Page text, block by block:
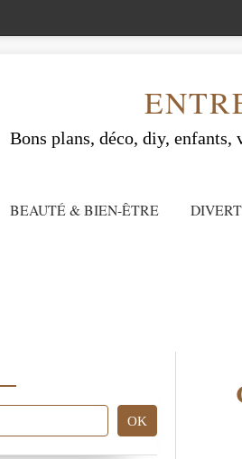
Bons plans, déco, diy, enfants,
BEAUTÉ & BIEN-ÊTRE